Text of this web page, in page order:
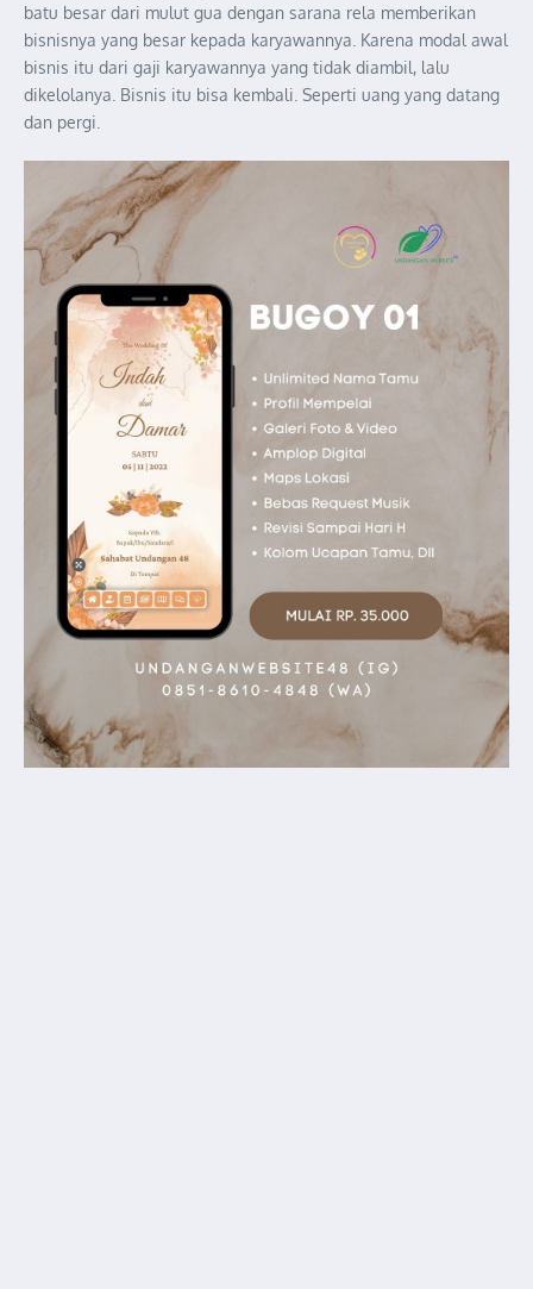
batu besar dari mulut gua dengan sarana rela memberikan
bisnisnya yang besar kepada karyawannya. Karena modal awal
bisnis itu dari gaji karyawannya yang tidak diambil, lalu
dikelolanya. Bisnis itu bisa kembali. Seperti uang yang datang
dan pergi.